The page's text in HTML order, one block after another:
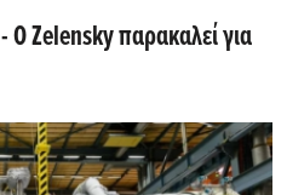
Ο Zelensky παρακαλεί για